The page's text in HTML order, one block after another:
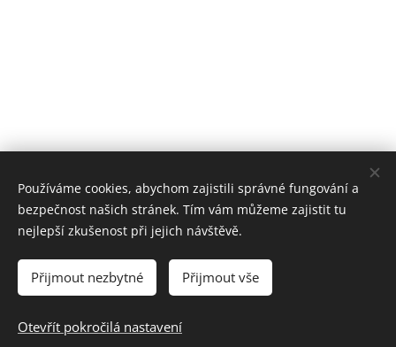
Cookies
Čeština
Používáme cookies, abychom zajistili správné fungování a
bezpečnost našich stránek. Tím vám můžeme zajistit tu
nejlepší zkušenost při jejich návštěvě.
Přijmout nezbytné Přijmout vše
Otevřít pokročilá nastavení